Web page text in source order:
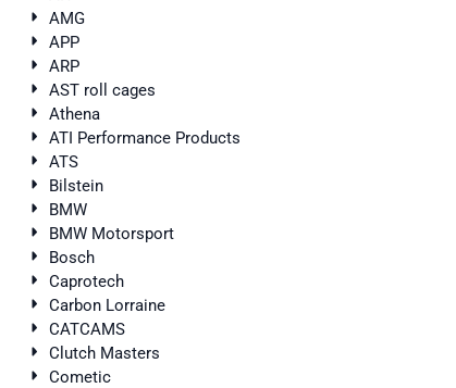
AMG
APP
ARP
AST roll cages
Athena
ATI Performance Products
ATS
Bilstein
BMW
BMW Motorsport
Bosch
Caprotech
Carbon Lorraine
CATCAMS
Clutch Masters
Cometic